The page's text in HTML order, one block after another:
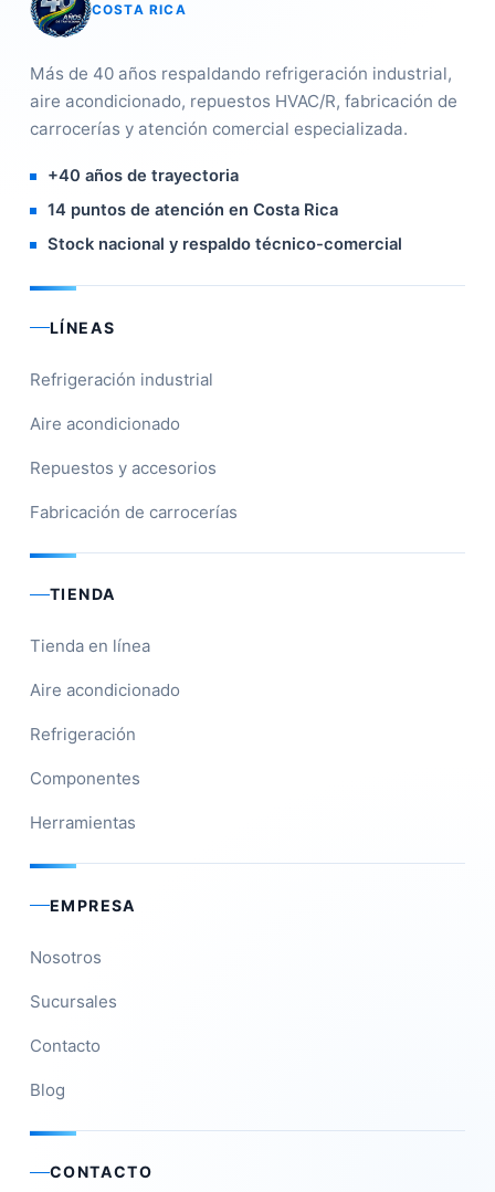
COSTA RICA
Más de 40 años respaldando refrigeración industrial,
aire acondicionado, repuestos HVAC/R, fabricación de
carrocerías y atención comercial especializada.
+40 años de trayectoria
14 puntos de atención en Costa Rica
Stock nacional y respaldo técnico-comercial
LÍNEAS
Refrigeración industrial
Aire acondicionado
Repuestos y accesorios
Fabricación de carrocerías
TIENDA
Tienda en línea
Aire acondicionado
Refrigeración
Componentes
Herramientas
EMPRESA
Nosotros
Sucursales
Contacto
Blog
CONTACTO